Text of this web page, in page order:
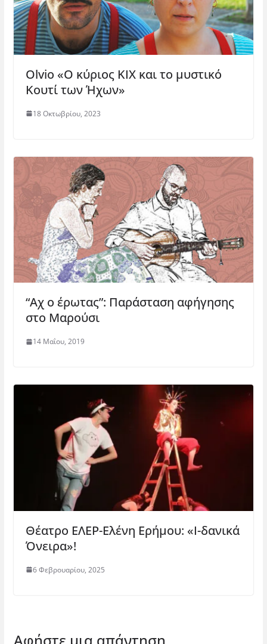
Olvio «Ο κύριος ΚΙΧ και το μυστικό
Kουτί των Ήχων»
18 Οκτωβρίου, 2023
“Αχ ο έρωτας”: Παράσταση αφήγησης
στο Μαρούσι
14 Μαΐου, 2019
Θέατρο ΕΛΕΡ-Ελένη Ερήμου: «Ι-δανικά
Όνειρα»!
6 Φεβρουαρίου, 2025
Αφήστε μια απάντηση